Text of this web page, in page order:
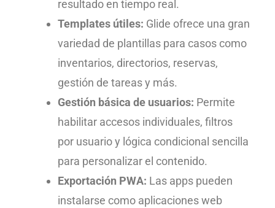
resultado en tiempo real.
Templates útiles: Glide ofrece una gran
variedad de plantillas para casos como
inventarios, directorios, reservas,
gestión de tareas y más.
Gestión básica de usuarios: Permite
habilitar accesos individuales, filtros
por usuario y lógica condicional sencilla
para personalizar el contenido.
Exportación PWA: Las apps pueden
instalarse como aplicaciones web